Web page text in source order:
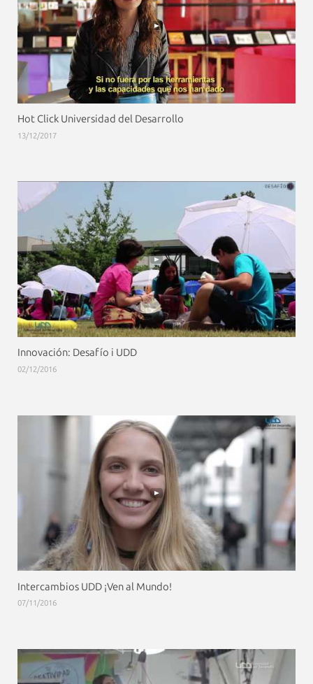
Hot Click Universidad del Desarrollo
13/12/2017
Innovación: Desafío i UDD
02/12/2016
Intercambios UDD ¡Ven al Mundo!
07/11/2016